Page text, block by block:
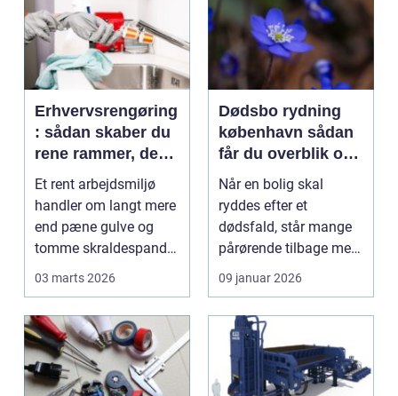
Erhvervsrengøring
: sådan skaber du
rene rammer, der
kan mærkes på
bundlinjen
Et rent arbejdsmiljø
handler om langt mere
end pæne gulve og
tomme skraldespande.
03 marts 2026
Dødsbo rydning
københavn sådan
får du overblik og
professionel hjælp
Når en bolig skal
ryddes efter et
dødsfald, står mange
pårørende tilbage med
en stor praktisk
opgave...
09 januar 2026